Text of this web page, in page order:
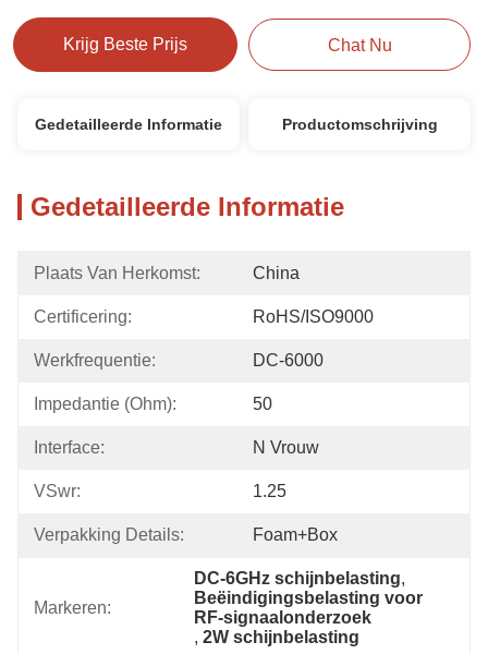
Krijg Beste Prijs Chat Nu
Gedetailleerde Informatie Productomschrijving
Gedetailleerde Informatie
Plaats Van Herkomst: China
Certificering: RoHS/ISO9000
Werkfrequentie: DC-6000
Impedantie (Ohm): 50
Interface: N Vrouw
VSwr: 1.25
Verpakking Details: Foam+box
Markeren:
DC-6GHz schijnbelasting,
Beëindigingsbelasting voor
RF-signaalonderzoek
, 2W schijnbelasting